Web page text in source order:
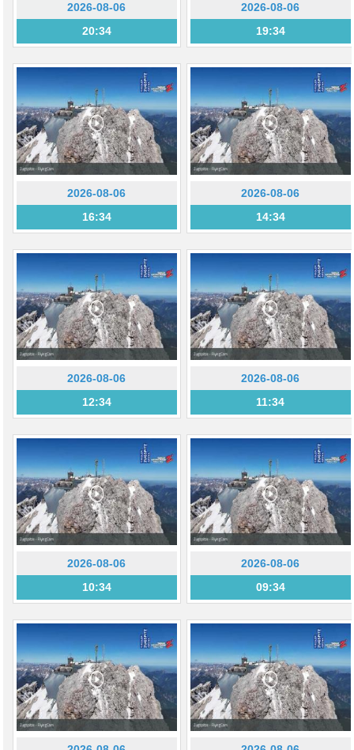
2026-08-06
20:34
2026-08-06
19:34
2026-08-06
16:34
2026-08-06
14:34
2026-08-06
12:34
2026-08-06
11:34
2026-08-06
10:34
2026-08-06
09:34